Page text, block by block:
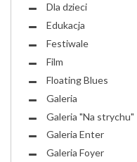
Dla dzieci
Edukacja
Festiwale
Film
Floating Blues
Galeria
Galeria "Na strychu"
Galeria Enter
Galeria Foyer